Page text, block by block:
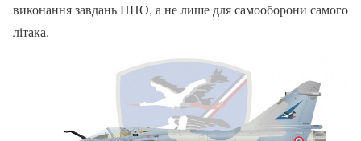
виконання завдань ППО, а не лише для самооборони самого
літака.